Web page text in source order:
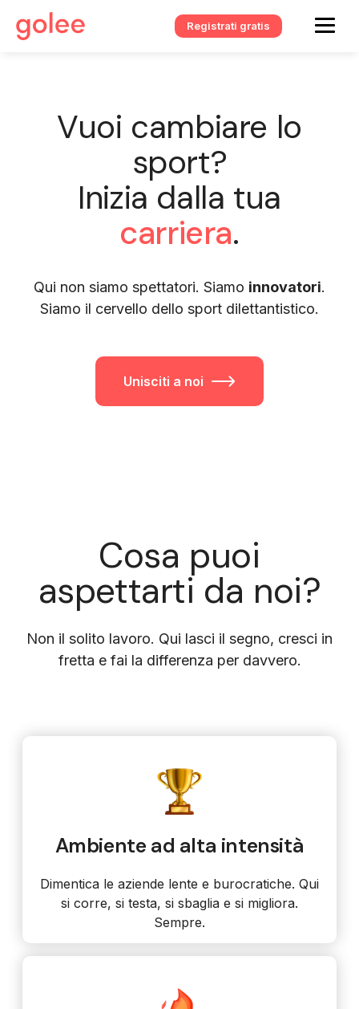
Registrati gratis
Vuoi cambiare lo
sport?
Inizia dalla tua
carriera.
Qui non siamo spettatori. Siamo innovatori.
Siamo il cervello dello sport dilettantistico.
Unisciti a noi
Cosa puoi
aspettarti da noi?
Non il solito lavoro. Qui lasci il segno, cresci in
fretta e fai la differenza per davvero.
Ambiente ad alta intensità
Dimentica le aziende lente e burocratiche. Qui
si corre, si testa, si sbaglia e si migliora.
Sempre.